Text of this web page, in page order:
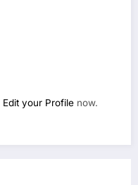
Edit your Profile now.